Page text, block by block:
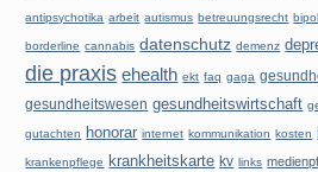
antipsychotika arbeit autismus betreuungsrecht
borderline cannabis datenschutz demenz
die praxis ehealth ekt faq gaga
gesundheitswesen gesundheitswirtschaft
gutachten honorar internet kommunikation kosten
krankenpflege krankheitskarte kv links